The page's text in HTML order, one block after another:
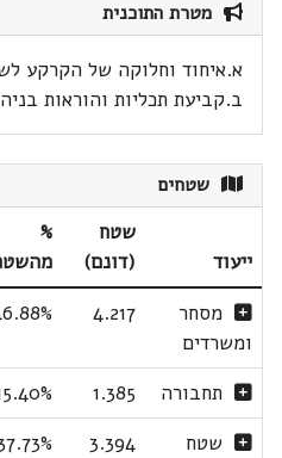
מטרת התוכנית
א.איחוד וחלוקה של הקרקע
ב.קביעת תכליות והוראות
שטחים
ייעוד
שטח
(דונם)
%
מסחר
ומשרדים
4.217
תחבורה 1.385
שטח
3.394